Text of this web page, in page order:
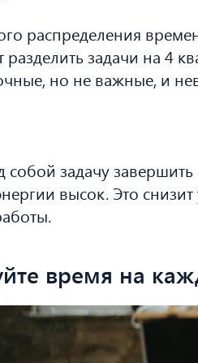
распределения
задачи на 4
но не важные, и
собой задачу
высок. Это снизит
время на